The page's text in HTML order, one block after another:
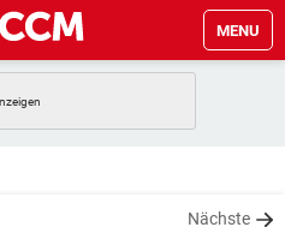
MENU
Nächste